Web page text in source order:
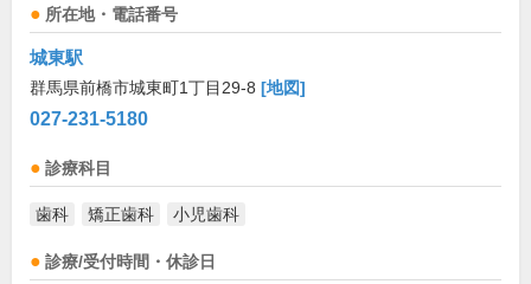
所在地・電話番号
城東駅
群馬県前橋市城東町1丁目29-8 [地図]
027-231-5180
診療科目
歯科 矯正歯科 小児歯科
診療/受付時間・休診日